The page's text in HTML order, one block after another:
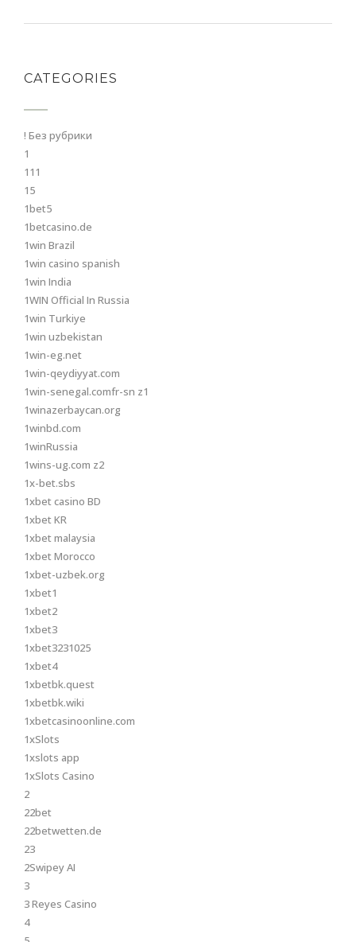
CATEGORIES
! Без рубрики
1
111
15
1bet5
1betcasino.de
1win Brazil
1win casino spanish
1win India
1WIN Official In Russia
1win Turkiye
1win uzbekistan
1win-eg.net
1win-qeydiyyat.com
1win-senegal.comfr-sn z1
1winazerbaycan.org
1winbd.com
1winRussia
1wins-ug.com z2
1x-bet.sbs
1xbet casino BD
1xbet KR
1xbet malaysia
1xbet Morocco
1xbet-uzbek.org
1xbet1
1xbet2
1xbet3
1xbet3231025
1xbet4
1xbetbk.quest
1xbetbk.wiki
1xbetcasinoonline.com
1xSlots
1xslots app
1xSlots Casino
2
22bet
22betwetten.de
23
2Swipey AI
3
3 Reyes Casino
4